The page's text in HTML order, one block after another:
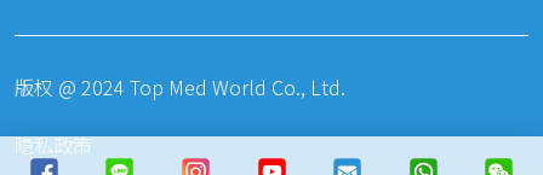
版权 @ 2024 Top Med World Co., Ltd.
隐私政策